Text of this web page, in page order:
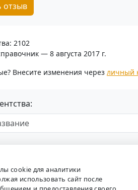
отзыв
2102
— 8 августа 2017 г.
Внесите изменения через личный
cookie для аналитики
использовать сайт после